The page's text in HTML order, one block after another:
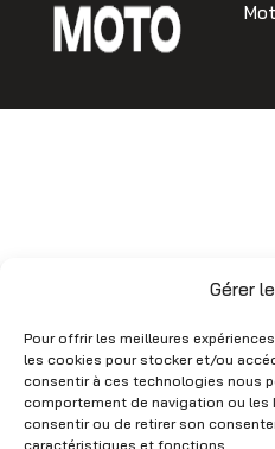
Gérer
Pour offrir les meilleures
les cookies pour stocker et/ou
consentir à ces technologies nous
comportement de navigation ou les
consentir ou de retirer son
caractéristiques et fonctions.